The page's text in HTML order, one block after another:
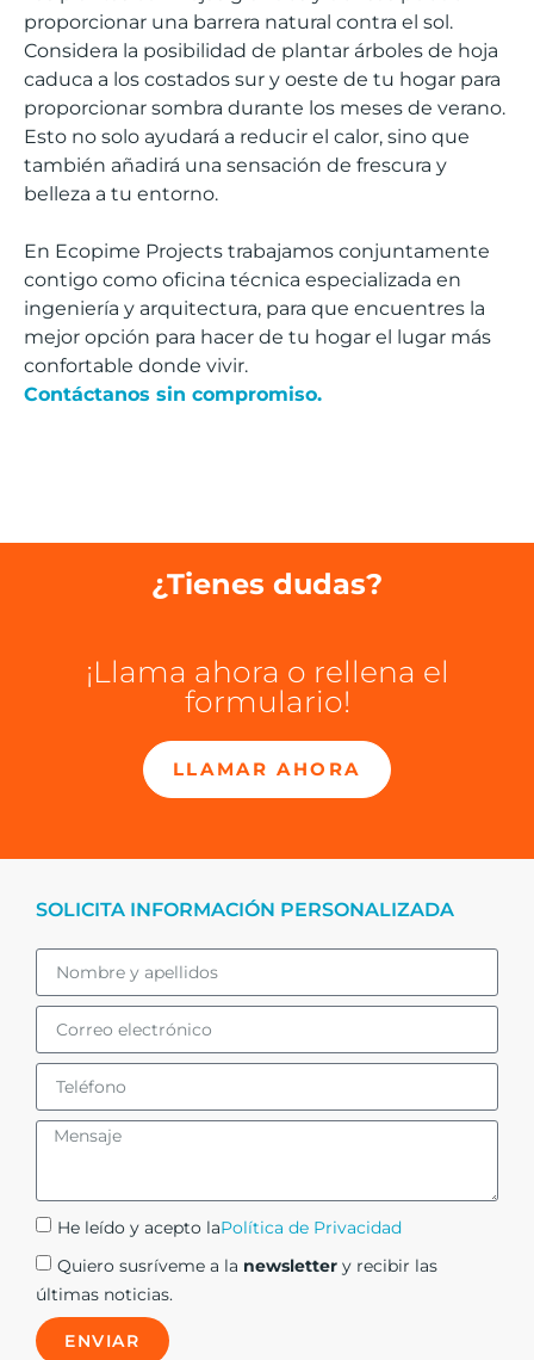
proporcionar una barrera natural contra el sol.
Considera la posibilidad de plantar árboles de hoja
caduca a los costados sur y oeste de tu hogar para
proporcionar sombra durante los meses de verano.
Esto no solo ayudará a reducir el calor, sino que
también añadirá una sensación de frescura y
belleza a tu entorno.
En Ecopime Projects trabajamos conjuntamente
contigo como oficina técnica especializada en
ingeniería y arquitectura, para que encuentres la
mejor opción para hacer de tu hogar el lugar más
confortable donde vivir.
Contáctanos sin compromiso.
¿Tienes dudas?
¡Llama ahora o rellena el
formulario!
LLAMAR AHORA
SOLICITA INFORMACIÓN PERSONALIZADA
He leído y acepto laPolítica de Privacidad
Quiero susríveme a la newsletter y recibir las
últimas noticias.
ENVIAR